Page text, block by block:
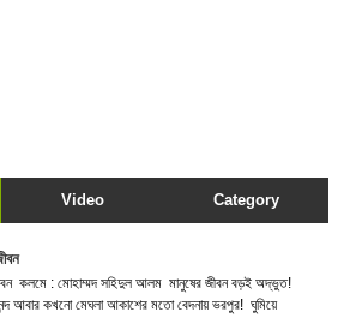
Video Category
কলমে : মোহাম্মদ সহিদুল আলম মানুষের জীবন বড়ই অদ্ভুত!
আবার কখনো মেঘলা আকাশের মতো বেদনায় ভরপুর! ঘুমিয়ে